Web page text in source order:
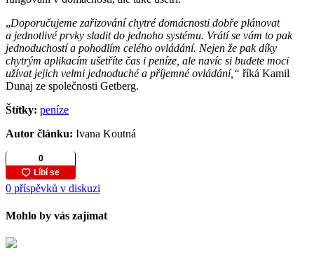
„Doporučujeme zařizování chytré domácnosti dobře plánovat
a jednotlivé prvky sladit do jednoho systému. Vrátí se vám to pak
jednoduchostí a pohodlím celého ovládání. Nejen že pak díky
chytrým aplikacím ušetříte čas i peníze, ale navíc si budete moci
užívat jejich velmi jednoduché a příjemné ovládání,“ říká Kamil
Dunaj ze společnosti Getberg.
Štítky: peníze
Autor článku: Ivana Koutná
0 příspěvků v diskuzi
Mohlo by vás zajímat